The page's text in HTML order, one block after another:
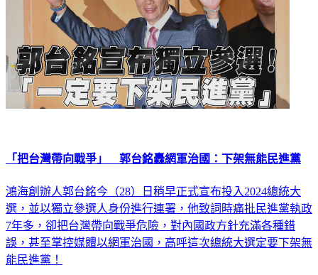
「把台灣帶向戰爭」 郭台銘轟網軍治國：下架無能民進黨
鴻海創辦人郭台銘今（28）日稍早正式宣布投入2024總統大
選，並以獨立參選人身份進行連署，他致詞時痛批民進黨執政
7年多，卻把台灣帶向戰爭危險，對內國政方針充滿各種錯
誤，甚至掌控媒體以網軍治國，高呼這次總統大選定要下架無
能民進黨！